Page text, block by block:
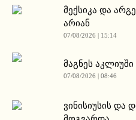
მექსიკა და
არიან
07/08/2026 | 15:14
მაგნეს აკლიუში
07/08/2026 | 08:46
ვინისიუსის და